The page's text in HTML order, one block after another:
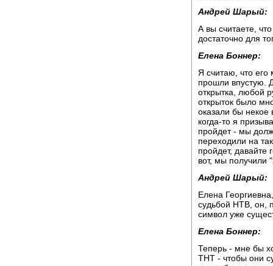
Андрей Шарый:
А вы считаете,
достаточно для
Елена Боннер:
Я считаю, что
прошли впустую.
открытка, любой
открыток было
оказали бы некое
когда-то я
пройдет - мы
переходили на
пройдет, давайте
вот, мы получили
Андрей Шарый:
Елена
судьбой НТВ, он,
символ уже
Елена Боннер:
Теперь - мне бы
ТНТ - чтобы они